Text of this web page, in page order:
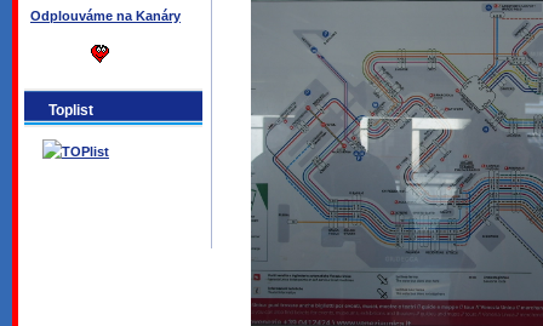
Odplouváme na Kanáry
Toplist